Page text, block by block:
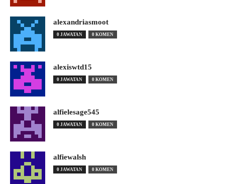
alexandriasmoot
0 JAWATAN 0 KOMEN
alexiswtd15
0 JAWATAN 0 KOMEN
alfielesage545
0 JAWATAN 0 KOMEN
alfiewalsh
0 JAWATAN 0 KOMEN